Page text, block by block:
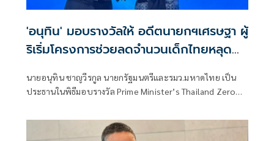
'อนุทิน' มอบรางวัลให้ อดีตนายกฯเศรษฐา ผู้
ริเริ่มโครงการช่วยลดจำนวนเด็กไทยหลุด
นายอนุทิน ชาญวีรกูล นายกรัฐมนตรีและรมว.มหาดไทย เป็น
ประธานในพิธีมอบรางวัล Prime Minister’s Thailand Zero
นายเศรษฐา ทวีสิน อดีตนายกรัฐมนตรี เข้ารับรางวัลเกียรติยศ
เพื่อยกย่องเชิดชูเกียรติ ในฐานะผู้ริเริ่มผลักดันโครงการ